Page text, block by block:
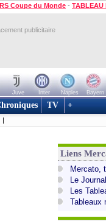
Coupe du Monde - TABLEAU
publicitaire
Juve Inter Naples Bayern
TV +
|
Liens
Mercato,
Le
Les
Tableaux